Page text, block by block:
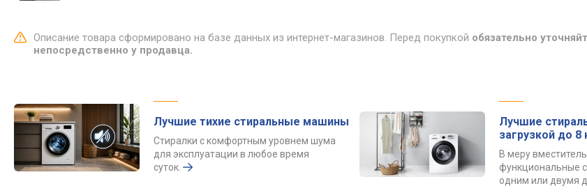
Описание товара сформировано на базе данных из интернет-магазинов. Перед покупкой обязательно
непосредственно у продавца.
Лучшие тихие стиральные машины
Стиралки с комфортным уровнем шума
для эксплуатации в любое время
суток.
Лучшие
загрузкой до 8
В меру
функциональные
одним или двумя